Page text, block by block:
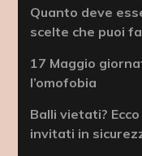
Quanto deve
scelte che puoi
17 Maggio
l’omofobia
Balli vietati?
invitati in